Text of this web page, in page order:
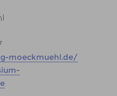
moeckmuehl.de/